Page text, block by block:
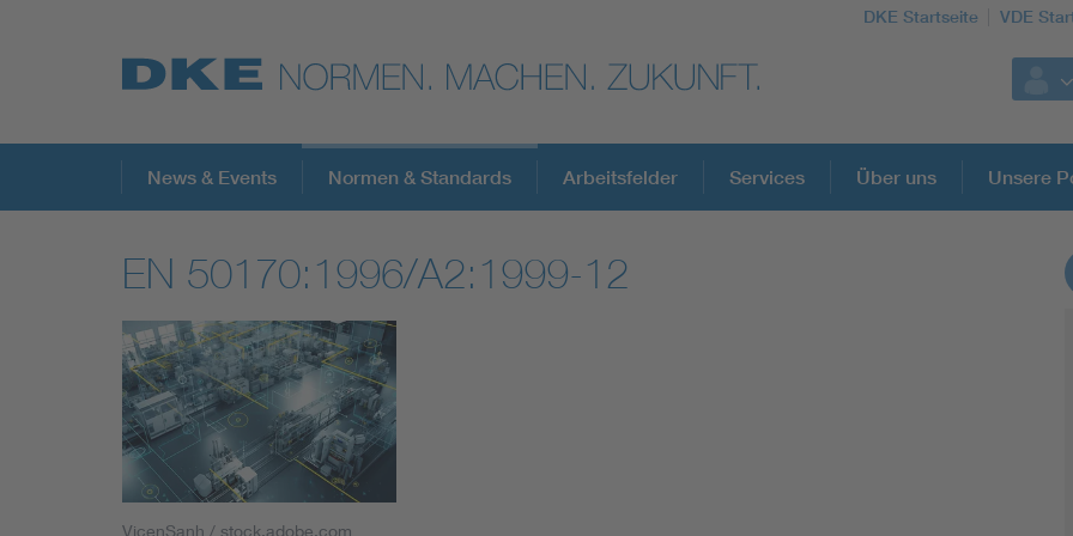
DKE Startseite VDE
Top-Themen
VDE Fokusthemen
Digital Security
Energy
Health
DKE Fachinformationen im Kontext der
News & Events Normen & Standards Arbeitsfelder Services Über uns Unsere
EN 50170:1996/A2:1999-12
VicenSanh / stock.adobe.com